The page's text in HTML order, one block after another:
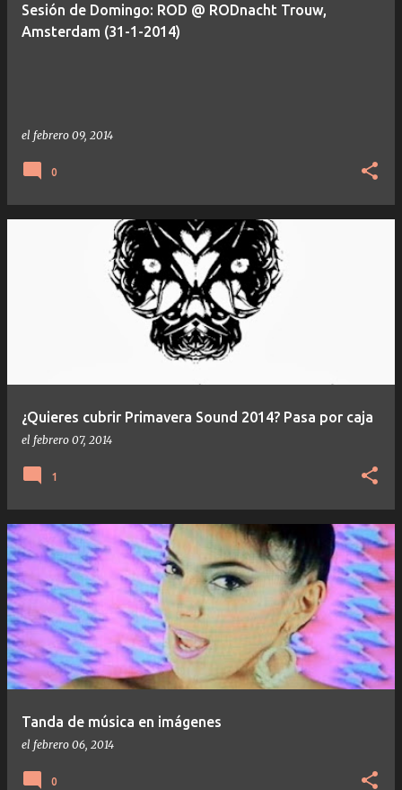
Sesión de Domingo: ROD @ RODnacht Trouw,
Amsterdam (31-1-2014)
el febrero 09, 2014
0
¿Quieres cubrir Primavera Sound 2014? Pasa por caja
el febrero 07, 2014
1
Tanda de música en imágenes
el febrero 06, 2014
0